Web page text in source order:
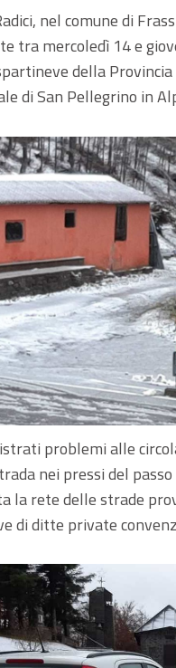
nel comune di
tra mercoledì 14 e
della
di San Pellegrino in
problemi alle
nei pressi del
la rete delle strade
di ditte private